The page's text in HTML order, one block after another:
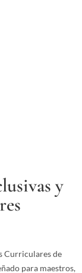
y
Curriculares de
para maestros,